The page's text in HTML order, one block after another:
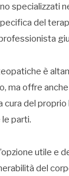
specializzati
del
è
ma offre anche
del
parti.
utile e
del